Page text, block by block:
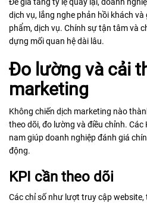
dịch vụ, lắng nghe phản hồi khách
phẩm, dịch vụ. Chính sự tận tâm và
dựng mối quan hệ dài lâu.
Đo lường và cải
marketing
Không chiến dịch marketing nào
theo dõi, đo lường và điều chỉnh. Các
nam giúp doanh nghiệp đánh giá
động.
KPI cần theo dõi
Các chỉ số như lượt truy cập